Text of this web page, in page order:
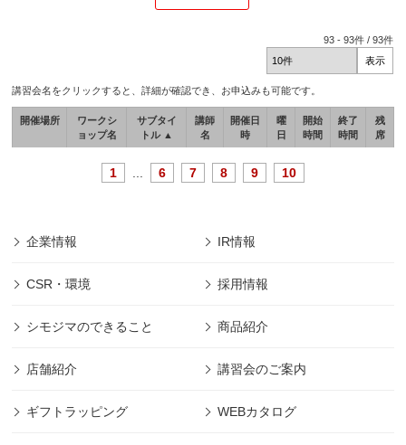
93 -93件 /93件
講習会名をクリックすると、詳細が確認でき、お申込みも可能です。
開催場所
ワークシ
ョップ名
サブタイ
トル ▲
講師
名
開催日
時
曜
日
開始
時間
終了
時間
残
席
1 6 7 8 9 10
企業情報 IR情報
CSR・環境 採用情報
シモジマのできること 商品紹介
店舗紹介 講習会のご案内
ギフトラッピング WEBカタログ